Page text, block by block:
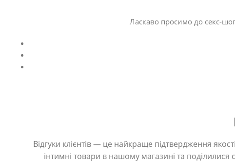
Ласкаво просимо до секс-
Відгуки клієнтів — це найкраще підтвердження
інтимні товари в нашому магазині та поділилися